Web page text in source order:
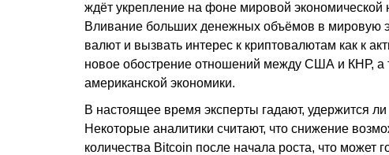
ждёт укрепление на фоне мировой экономической
Вливание больших денежных объёмов в мировую
валют и вызвать интерес к криптовалютам как к
новое обострение отношений между США и КНР, а
американской экономики.
В настоящее время эксперты гадают, удержится
Некоторые аналитики считают, что снижение
количества Bitcoin после начала роста, что